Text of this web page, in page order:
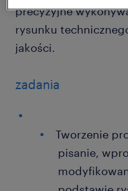
precyzyjne
rysunku
jakości.
zadania
Tworzenie
pisanie,